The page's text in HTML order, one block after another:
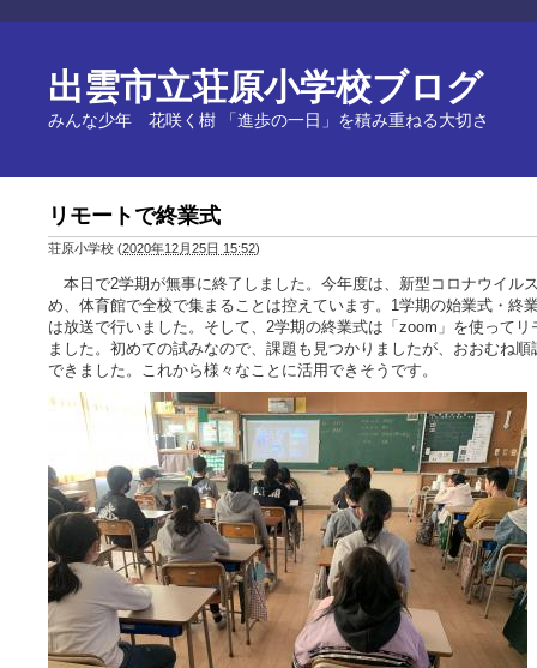
出雲市立荘原小学校ブログ
みんな少年 花咲く樹 「進歩の一日」を積み重ねる大切さ
リモートで終業式
荘原小学校 (2020年12月25日 15:52)
本日で2学期が無事に終了しました。今年度は、新型コロナウイル
め、体育館で全校で集まることは控えています。1学期の始業式・終
は放送で行いました。そして、2学期の終業式は「zoom」を使って
ました。初めての試みなので、課題も見つかりましたが、おおむね
できました。これから様々なことに活用できそうです。